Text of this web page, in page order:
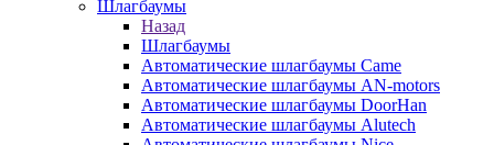
Шлагбаумы
Назад
Шлагбаумы
Автоматические шлагбаумы Came
Автоматические шлагбаумы AN-motors
Автоматические шлагбаумы DoorHan
Автоматические шлагбаумы Alutech